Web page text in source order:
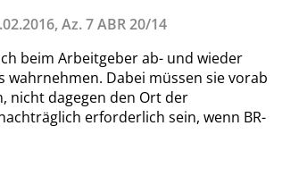
Az. 7 ABR 20/14
beim Arbeitgeber ab- und wieder
Dabei müssen sie vorab
nicht dagegen den Ort der
erforderlich sein, wenn BR-